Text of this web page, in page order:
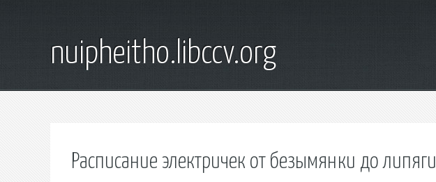
nuipheitho.libccv.org
Расписание электричек от безымянки до липяги